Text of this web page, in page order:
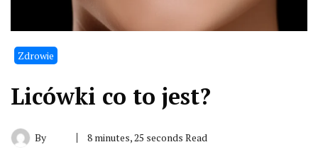
Zdrowie
Licówki co to jest?
By 8 minutes, 25 seconds Read